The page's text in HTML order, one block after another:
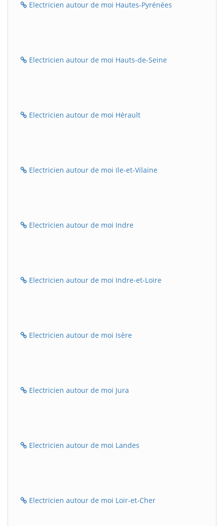
Electricien autour de moi Hautes-Pyrénées
Electricien autour de moi Hauts-de-Seine
Electricien autour de moi Hérault
Electricien autour de moi Ile-et-Vilaine
Electricien autour de moi Indre
Electricien autour de moi Indre-et-Loire
Electricien autour de moi Isère
Electricien autour de moi Jura
Electricien autour de moi Landes
Electricien autour de moi Loir-et-Cher